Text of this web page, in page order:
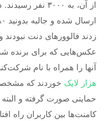
زدند فالوورهای دنت نبودند
عکس‌هایی که برای برنده
آنها را همراه با نام
هزار لایکخوردند که مشخصا
حمایتی صورت گرفته و البته
کامنت‌ها بین کاربران راه